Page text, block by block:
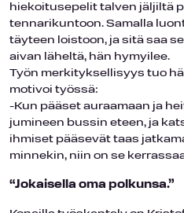
hiekoitusepelit talven jäljiltä
tennarikuntoon. Samalla
täyteen loistoon, ja sitä saa
aivan läheltä, hän hymyilee.
Työn merkityksellisyys tuo
motivoi työssä:
-Kun pääset auraamaan ja
jumineen bussin eteen, ja
ihmiset pääsevät taas
minnekin, niin on se
“Jokaisella oma polkunsa.”